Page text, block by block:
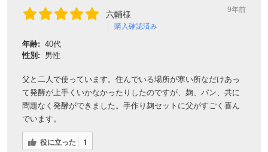
六輔様
購入確認済み
9年前
年齢: 40代
性別:
男性
父と二人で使っています。住んでいる場所が寒い所なだけあっ
て発酵が上手くいかなかったりしたのですが、麹、パン、共に
問題なく発酵ができました。手作り麹セットに父がすごく喜ん
でいます。
役に立った 1